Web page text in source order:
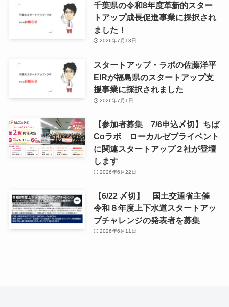
千葉県の令和8年度⾰新的スター
トアップ成⻑促進事業に採択され
ました！
2026年7月13日
スタートアップ・ラボの佐藤洋平
EIRが福島県のスタートアップ支
援事業に採択されました
2026年7月1日
【参加者募集 7/6申込〆切】ちば
Coラボ ローカルゼブライベント
に関連スタートアップ２社が登壇
します
2026年6月22日
【6/22 〆切】 国土交通省主催
令和８年度上下水道スタートアッ
プチャレンジの発表者を募集
2026年6月11日